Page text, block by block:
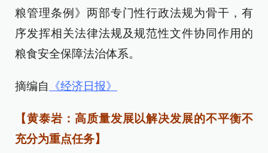
粮管理条例》两部专门性行政法规为骨干，有
序发挥相关法律法规及规范性文件协同作用的
粮食安全保障法治体系。
摘编自 《经济日报》
【黄泰岩：高质量发展以解决发展的不平衡不
充分为重点任务】